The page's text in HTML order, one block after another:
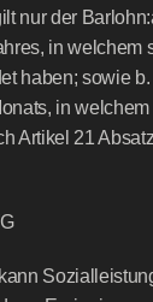
nur der
in welchem
haben; sowie
in
Artikel 21